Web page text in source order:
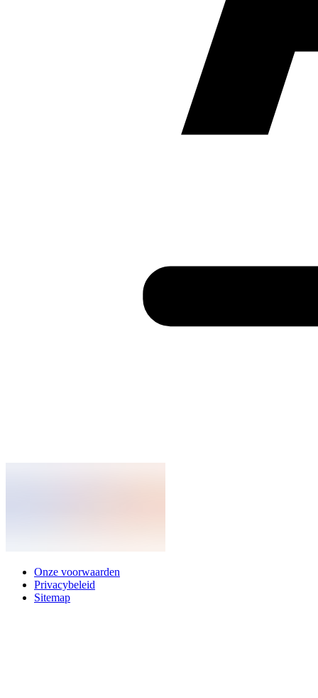
Onze voorwaarden
Privacybeleid
Sitemap